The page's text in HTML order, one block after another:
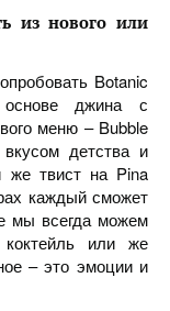
из нового или
Botanic
джина с
меню – Bubble
детства и
же твист на Pina
каждый сможет
мы всегда можем
коктейль или же
– это эмоции и